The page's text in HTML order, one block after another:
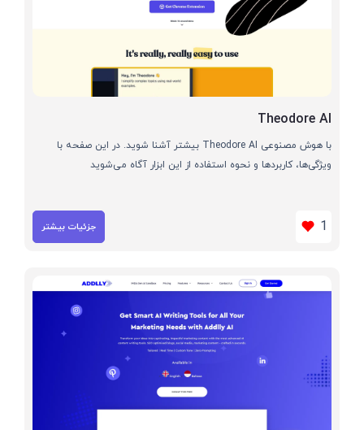
Theodore AI
با هوش مصنوعی Theodore AI بیشتر آشنا شوید. در این صفحه با
ویژگی‌ها، کاربردها و نحوه استفاده از این ابزار آگاه می‌شوید
1 جزئیات بیشتر